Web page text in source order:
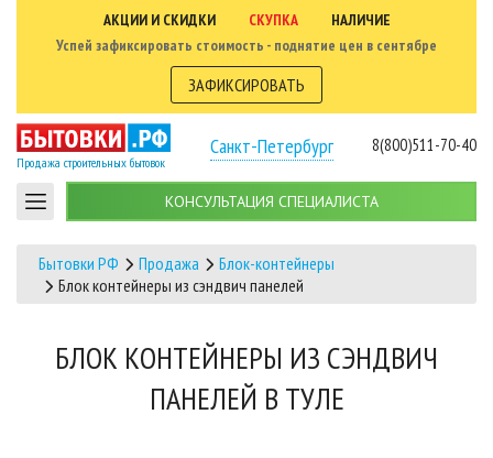
АКЦИИ И СКИДКИ СКУПКА
НАЛИЧИЕ
Успей зафиксировать стоимость - поднятие цен в сентябре
ЗАФИКСИРОВАТЬ
Продажа строительных бытовок
Санкт-Петербург 8(800)511-70-40
КОНСУЛЬТАЦИЯ СПЕЦИАЛИСТА
Бытовки РФ Продажа
Блок-контейнеры
Блок контейнеры из сэндвич панелей
БЛОК КОНТЕЙНЕРЫ ИЗ СЭНДВИЧ
ПАНЕЛЕЙ В ТУЛЕ